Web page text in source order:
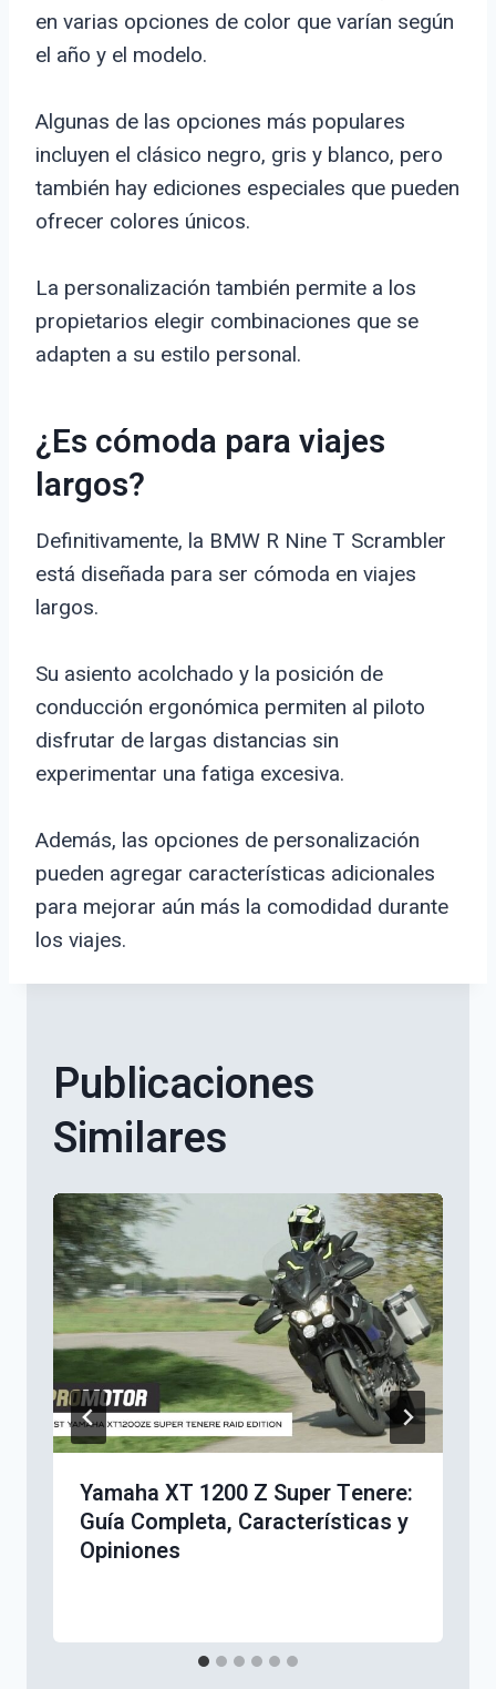
en varias opciones de color que varían según
el año y el modelo.
Algunas de las opciones más populares
incluyen el clásico negro, gris y blanco, pero
también hay ediciones especiales que pueden
ofrecer colores únicos.
La personalización también permite a los
propietarios elegir combinaciones que se
adapten a su estilo personal.
¿Es cómoda para viajes
largos?
Definitivamente, la BMW R Nine T Scrambler
está diseñada para ser cómoda en viajes
largos.
Su asiento acolchado y la posición de
conducción ergonómica permiten al piloto
disfrutar de largas distancias sin
experimentar una fatiga excesiva.
Además, las opciones de personalización
pueden agregar características adicionales
para mejorar aún más la comodidad durante
los viajes.
Publicaciones
Similares
Yamaha XT 1200 Z Super Tenere:
Guía Completa, Características y
Opiniones